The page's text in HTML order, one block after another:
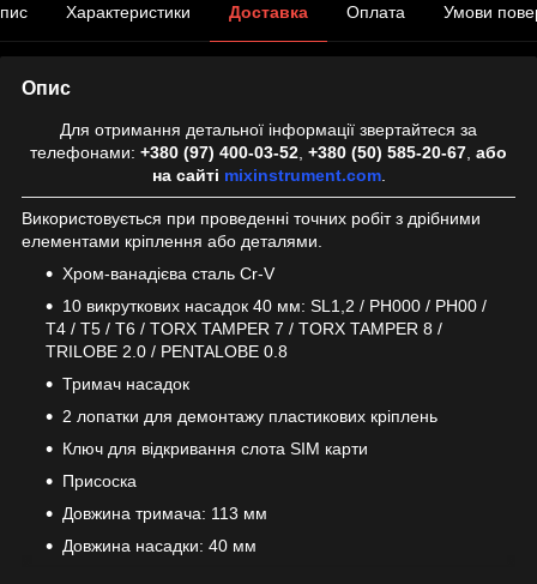
Характеристики Доставка Оплата Умови
Опис
Для отримання детальної інформації звертайтеся за
телефонами: +380 (97) 400-03-52 +380 (50) 585-20-67 або
на сайті mixinstrument.com.
Використовується при проведенні точних робіт з дрібними
елементами кріплення або деталями.
Хром-ванадієва сталь Cr-V
10 викруткових насадок 40 мм: SL1,2 / PH000 / PH00 /
T4 / T5 / T6 / TORX TAMPER 7 / TORX TAMPER 8 /
TRILOBE 2.0 / PENTALOBE 0.8
Тримач насадок
2 лопатки для демонтажу пластикових кріплень
Ключ для відкривання слота SIM карти
Присоска
Довжина тримача: 113 мм
Довжина насадки: 40 мм